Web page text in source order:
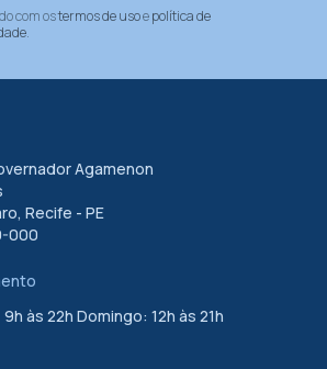
com ostermos de usoepolítica de
.
Agamenon
Recife - PE
000
às 22h Domingo: 12h às 21h